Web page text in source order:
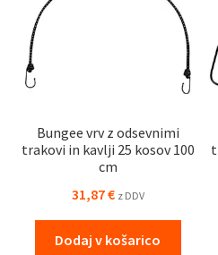
Bungee vrv z odsevnimi
trakovi in kavlji 25 kosov 100
cm
31,87€ z DDV
Dodaj v košarico